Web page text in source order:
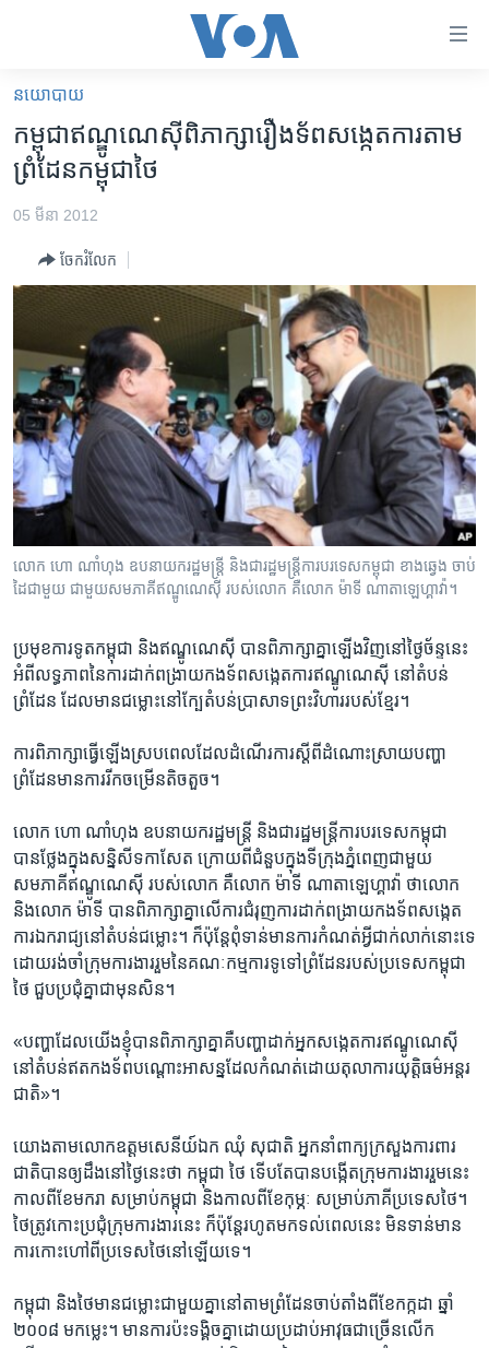
គេហទំព័រ​
ទាក់ទង
រំលង​
និង​
ព័ត៌មាន​​
និង​
ចូល​
ទៅ​
ទំព័រ​
រចនា
សម្ព័ន្ធ​
រំលង​
និង​
ចូល​
កាន់​
ទំព័រ​
ស្វែង​
អន្តរជាតិ
ហេឡូវីអូអេ
កម្ពុជាច្នៃប្រតិដ្ឋ
ព្រឹត្តិការណ៍ព័ត៌មាន
ទូរទស្សន៍ / វីដេអូ​
វិទ្យុ / ផតខាសថ៍
កម្មវិធីទាំងអស់
Khmer English
បណ្តាញ​សង្គម
ភាសា
នយោបាយ
កម្ពុជា​ឥណ្ឌូណេស៊ី​ពិភាក្សា​រឿង​ទ័ព​សង្កេតការ​តាម​
ព្រំដែន​កម្ពុជា​ថៃ
05 មីនា 2012
ចែករំលែក
លោក ​ហោ ​ណាំហុង ​ឧបនាយករដ្ឋមន្ដ្រី ​និង​ជា​រដ្ឋមន្រ្តី​ការបរទេស​កម្ពុជា ខាង​ឆ្វេង ចាប់​
ដៃជាមួយ ជាមួយ​សមភាគី​ឥណ្ឌូណេស៊ី ​របស់​លោក ​គឺ​លោក ​ម៉ាទី ណាតាឡេហ្គាវ៉ា។
ប្រមុខ​ការទូត​កម្ពុជា ​និង​ឥណ្ឌូណេស៊ី ​បាន​ពិភាក្សា​គ្នា​ឡើងវិញ​នៅ​ថ្ងៃ​ច័ន្ទ​នេះ​
អំពី​លទ្ធភាព​នៃ​ការ​ដាក់​ពង្រាយ​កងទ័ព​សង្កេតការ​ឥណ្ឌូណេស៊ី ​នៅ​តំបន់​
ព្រំដែន​ ដែល​មាន​ជម្លោះ​នៅ​ក្បែ​តំបន់​ប្រាសាទ​ព្រះវិហារ​របស់​ខ្មែរ។
ការ​ពិភាក្សា​ធ្វើឡើង​ស្របពេល​ដែល​ដំណើរការ​ស្ដីពី​ដំណោះស្រាយ​បញ្ហា​
ព្រំដែន​មាន​ការ​រីកចម្រើន​តិចតួច។
លោក ​ហោ ​ណាំហុង ​ឧបនាយករដ្ឋមន្ដ្រី ​និង​ជា​រដ្ឋមន្រ្តី​ការបរទេស​កម្ពុជា ​
បាន​ថ្លែង​ក្នុង​សន្និសីទ​កាសែត ​ក្រោយ​ពី​ជំនួប​ក្នុង​ទីក្រុង​ភ្នំពេញ​ជាមួយ​
សមភាគី​ឥណ្ឌូណេស៊ី ​របស់​លោក ​គឺ​លោក ​ម៉ាទី ណាតាឡេហ្គាវ៉ា ​ថា​លោក
និង​លោក​ ម៉ាទី​ បាន​ពិភាក្សា​គ្នា​លើ​ការជំរុញ​ការ​ដាក់​ពង្រាយ​កងទ័ព​សង្កេត
ការ​ឯករាជ្យ​នៅ​តំបន់​ជម្លោះ។ ​ក៏ប៉ុន្ដែ​ពុំទាន់​មាន​ការ​កំណត់​អ្វី​ជាក់លាក់​នោះទេ​
ដោយ​រង់ចាំ​ក្រុម​ការងារ​រួម​នៃ​គណៈកម្មការ​ទូទៅ​ព្រំដែន​របស់​ប្រទេស​កម្ពុជា​
ថៃ ​ជួប​ប្រជុំ​គ្នា​ជា​មុន​សិន។
«បញ្ហា​ដែល​យើង​ខ្ញុំ​បាន​ពិភាក្សា​គ្នា​គឺ​បញ្ហា​ដាក់​អ្នក​សង្កេតការ​ឥណ្ឌូណេ​ស៊ី​
នៅ​តំបន់​ឥត​កងទ័ព​បណ្ដោះអាសន្ន​ដែល​កំណត់​ដោយ​តុលាការ​យុត្តិធម៌​អន្ដរ
ជាតិ»។
យោងតាម​លោក​ឧត្តមសេនីយ៍ឯក ​ឈុំ ​សុជាតិ ​អ្នក​នាំពាក្យ​ក្រសួង​ការពារ
ជាតិ​បាន​ឲ្យ​ដឹង​នៅ​ថ្ងៃ​នេះ​ថា កម្ពុជា ​ថៃ​ ទើប​តែ​បាន​បង្កើត​ក្រុម​ការងារ​រួម​នេះ​
កាល​ពី​ខែ​មករា ​សម្រាប់​កម្ពុជា​ និង​កាល​ពី​ខែ​កុម្ភៈ ​សម្រាប់​ភាគី​ប្រទេស​ថៃ។
ថៃ​ត្រូវ​កោះប្រជុំ​ក្រុម​ការងារ​នេះ ​ក៏ប៉ុន្ដែ​រហូត​មក​ទល់​ពេល​នេះ​ មិន​ទាន់​មាន​
ការ​កោះហៅ​ពី​ប្រទេស​ថៃ​នៅ​ឡើយ​ទេ។
កម្ពុជា ​និងថៃ​មាន​ជម្លោះជាមួយ​គ្នា​នៅ​តាម​ព្រំដែន​ចាប់​តាំង​ពី​ខែ​កក្កដា ​ឆ្នាំ ​
២០០៨ ​មក​ម្លេះ។ ​មាន​ការ​ប៉ះទង្គិច​គ្នា​ដោយ​ប្រដាប់​អាវុធ​ជា​ច្រើន​លើក ​